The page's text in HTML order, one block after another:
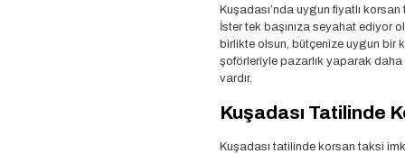
Kuşadası’nda uygun fiyatlı
İster tek başınıza seyahat ediyor
birlikte olsun, bütçenize uygun bir
şoförleriyle pazarlık yaparak daha
vardır.
Kuşadası Tatilinde
Kuşadası tatilinde korsan taksi